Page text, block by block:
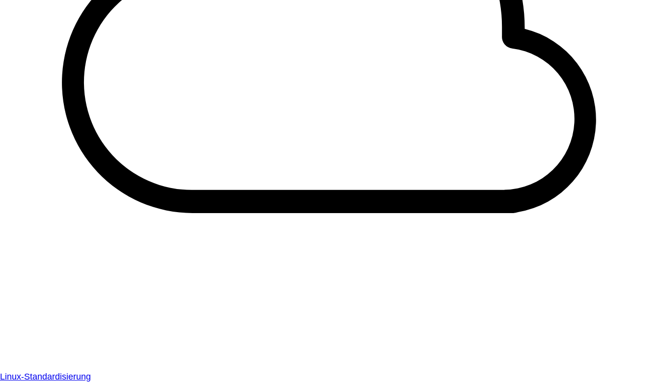
Linux-Standardisierung